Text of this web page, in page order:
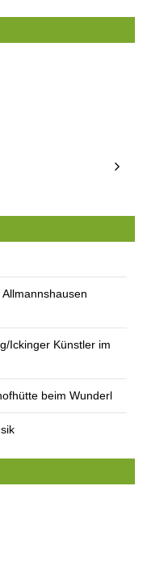
Ickinger Künstler im
beim Wunderl